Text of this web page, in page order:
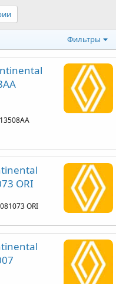
Фильтры
ORI
ORI